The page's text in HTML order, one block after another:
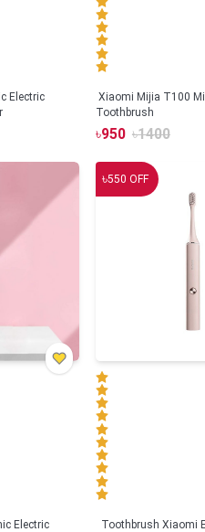
Electric
Xiaomi Mijia T100
Toothbrush
৳950 ৳1400
৳550 OFF
Toothbrush Xiaomi Enchen Aurora T+